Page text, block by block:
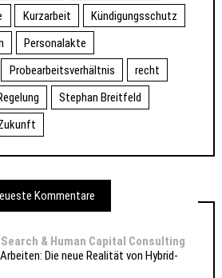
Kurzarbeit
Kündigungsschutz
Personalakte
Probearbeitsverhältnis
recht
Stephan Breitfeld
Kommentare
& Human Capital Consulting
Die neue Realität von Hybrid-